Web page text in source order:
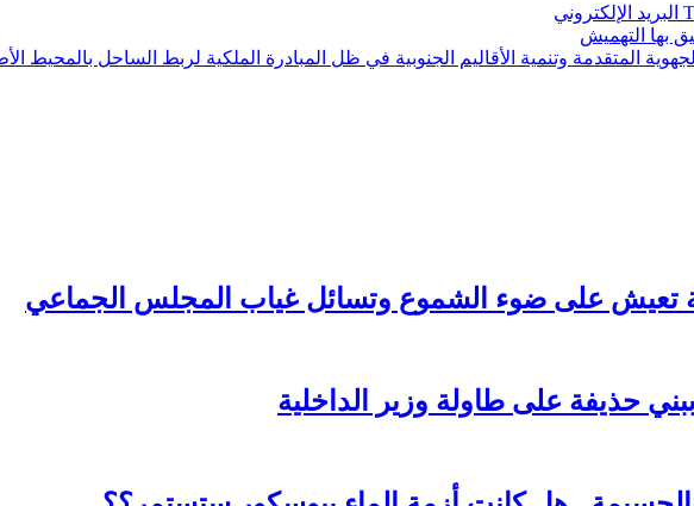
البريد الإلكتروني
بها التهميش
المتقدمة وتنمية الأقاليم الجنوبية في ظل المبادرة الملكية لربط الساحل بالمحيط
تعيش على ضوء الشموع وتسائل غياب المجلس الجماعي
حذيفة على طاولة وزير الداخلية